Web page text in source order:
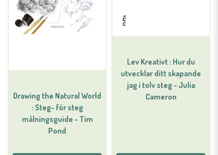
Drawing the Natural World
: Steg- för steg
målningsguide - Tim
Pond
Lev Kreativt : Hur du
utvecklar ditt skapande
jag i tolv steg - Julia
Cameron